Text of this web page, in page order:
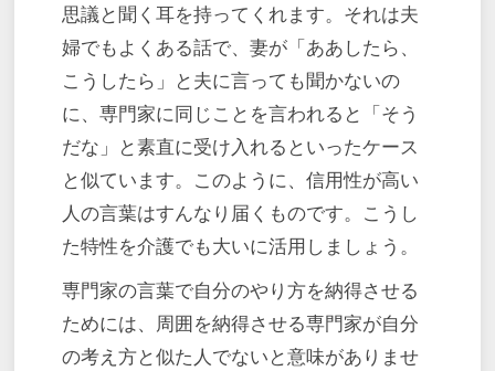
思議と聞く耳を持ってくれます。それは夫
婦でもよくある話で、妻が「ああしたら、
こうしたら」と夫に言っても聞かないの
に、専門家に同じことを言われると「そう
だな」と素直に受け入れるといったケース
と似ています。このように、信用性が高い
人の言葉はすんなり届くものです。こうし
た特性を介護でも大いに活用しましょう。
専門家の言葉で自分のやり方を納得させる
ためには、周囲を納得させる専門家が自分
の考え方と似た人でないと意味がありませ